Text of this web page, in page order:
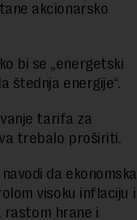
akcionarsko
bi se „energetski
štednja energije“.
tarifa za
trebalo proširiti.
da ekonomska
visoku inflaciju i
rastom hrane i